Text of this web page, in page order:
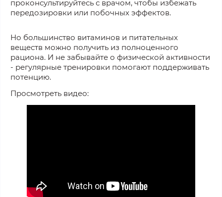
проконсультируйтесь с врачом, чтобы избежать
передозировки или побочных эффектов.
Но большинство витаминов и питательных
веществ можно получить из полноценного
рациона. И не забывайте о физической активности
- регулярные тренировки помогают поддерживать
потенцию.
Просмотреть видео: